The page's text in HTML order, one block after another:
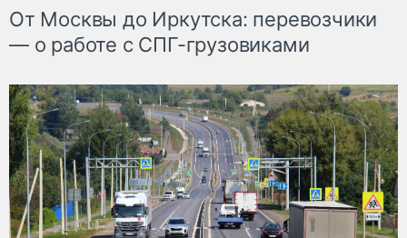
От Москвы до Иркутска: перевозчики
— о работе с СПГ-грузовиками